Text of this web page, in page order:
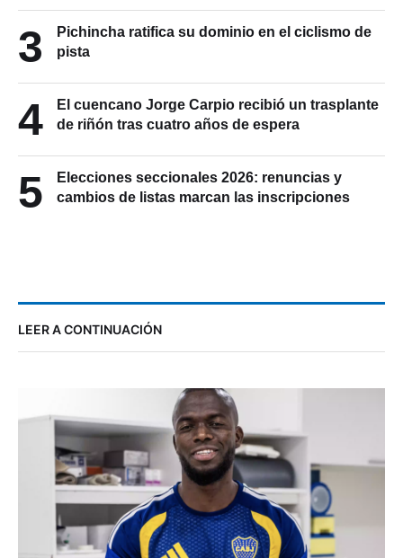
3
Pichincha ratifica su dominio en el ciclismo de
pista
4
El cuencano Jorge Carpio recibió un trasplante
de riñón tras cuatro años de espera
5
Elecciones seccionales 2026: renuncias y
cambios de listas marcan las inscripciones
LEER A CONTINUACIÓN